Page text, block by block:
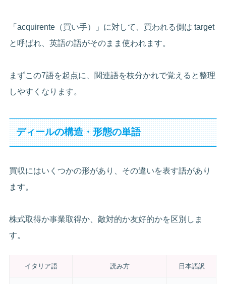
「acquirente（買い手）」に対して、買われる側は target
と呼ばれ、英語の語がそのまま使われます。
まずこの7語を起点に、関連語を枝分かれで覚えると整理
しやすくなります。
ディールの構造・形態の単語
買収にはいくつかの形があり、その違いを表す語があり
ます。
株式取得か事業取得か、敵対的か友好的かを区別しま
す。
イタリア語 読み方 日本語訳